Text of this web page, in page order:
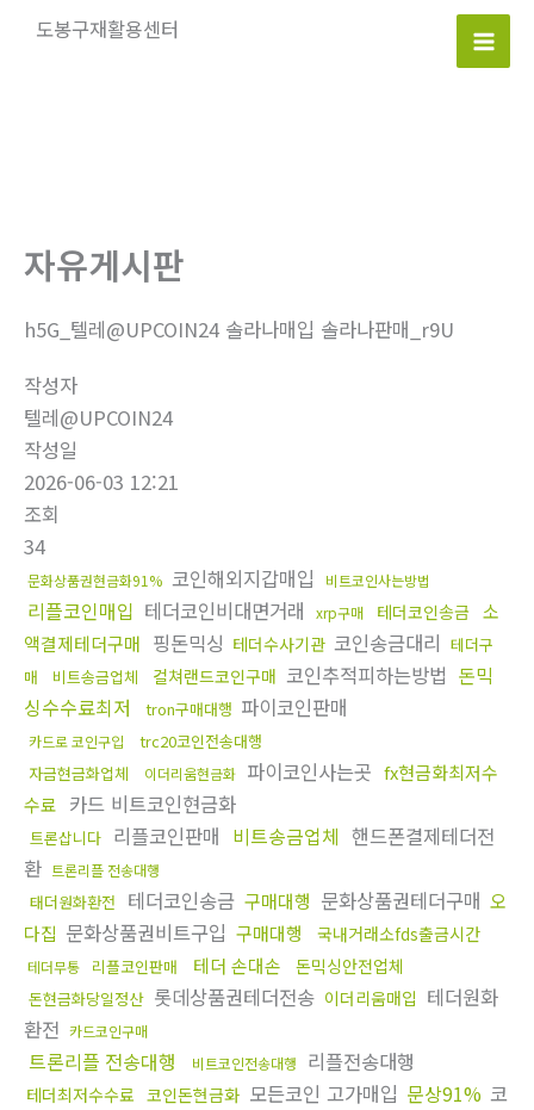
도봉구재활용센터
Main
자유게시판
h5G_텔레@UPCOIN24 솔라나매입 솔라나판매_r9U
작성자
텔레@UPCOIN24
작성일
2026-06-03 12:21
조회
34
문화상품권현금화91% 코인해외지갑매입 비트코인사는방법
리플코인매입 테더코인비대면거래 xrp구매 테더코인송금 소
액결제테더구매 핑돈믹싱 테더수사기관 코인송금대리 테더구
매
비트송금업체 컬쳐랜드코인구매 코인추적피하는방법 돈믹
싱수수료최저
tron구매대행 파이코인판매
카드로 코인구입
trc20코인전송대행
자금현금화업체
이더리움현금화 파이코인사는곳 fx현금화최저수
수료 카드 비트코인현금화
트론삽니다 리플코인판매 비트송금업체 핸드폰결제테더전
환 트론리플 전송대행
태더원화환전 테더코인송금 구매대행 문화상품권테더구매 오
다집 문화상품권비트구입 구매대행 국내거래소fds출금시간
테더무통 리플코인판매 테더 손대손 돈믹싱안전업체
돈현금화당일정산 롯데상품권테더전송 이더리움매입 테더원화
환전 카드코인구매
트론리플 전송대행 비트코인전송대행 리플전송대행
테더최저수수료 코인돈현금화 모든코인 고가매입 문상91% 코